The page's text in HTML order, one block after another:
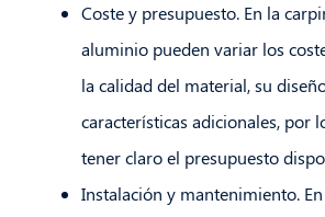
Coste y presupuesto. En la
aluminio pueden variar los
la calidad del material, su
características adicionales, por
tener claro el presupuesto
Instalación y mantenimiento.